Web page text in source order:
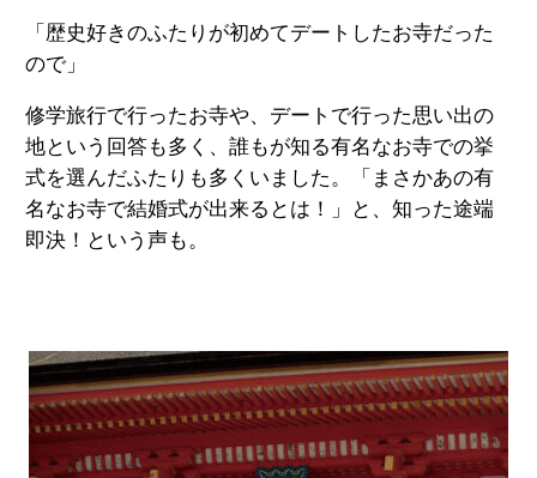
「歴史好きのふたりが初めてデートしたお寺だった
ので」
修学旅行で行ったお寺や、デートで行った思い出の
地という回答も多く、誰もが知る有名なお寺での挙
式を選んだふたりも多くいました。「まさかあの有
名なお寺で結婚式が出来るとは！」と、知った途端
即決！という声も。